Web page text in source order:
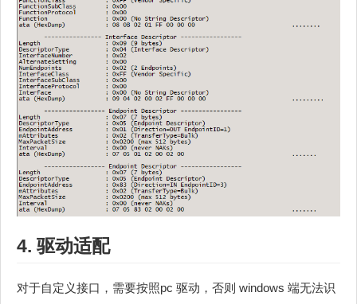
4. 驱动适配
对于自定义接口，需要按照pc 驱动，否则 windows 端无法识